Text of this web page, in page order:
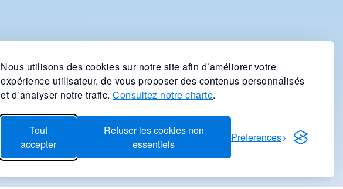
Nous utilisons des cookies sur notre site afin d’améliorer votre
expérience utilisateur, de vous proposer des contenus personnalisés
et d’analyser notre trafic. Consultez notre charte.
Tout
accepter
Refuser les cookies non
essentiels
Preferences